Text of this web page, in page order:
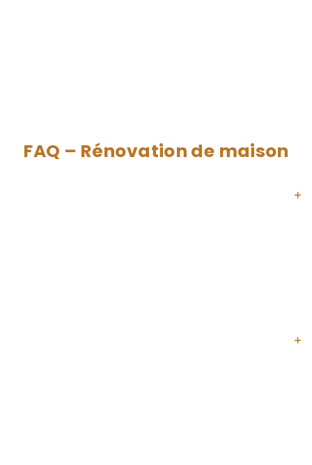
FAQ – Rénovation de maison